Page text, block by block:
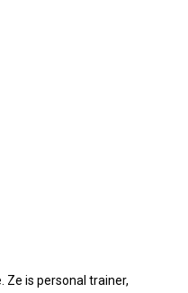
Ze is personal trainer,